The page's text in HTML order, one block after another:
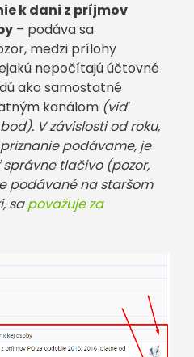
k dani z príjmov
– podáva sa
medzi prílohy
nepočítajú účtovné
ako samostatné
kanálom (viď
V závislosti od roku,
podávame, je
tlačivo (pozor,
podávané na staršom
sapovažuje za